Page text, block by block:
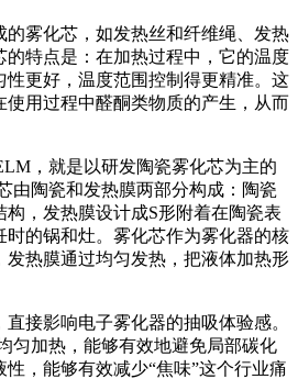
的雾化芯，如发热丝和纤维绳、发热
的特点是：在加热过程中，它的温度
性更好，温度范围控制得更精准。这
使用过程中醛酮类物质的产生，从而
，就是以研发陶瓷雾化芯为主的
由陶瓷和发热膜两部分构成：陶瓷
，发热膜设计成S形附着在陶瓷表
时的锅和灶。雾化芯作为雾化器的核
发热膜通过均匀发热，把液体加热形
接影响电子雾化器的抽吸体验感。
匀加热，能够有效地避免局部碳化
，能够有效减少“焦味”这个行业痛